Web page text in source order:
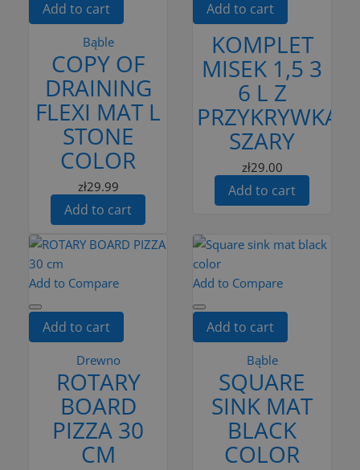
Add to cart
Bąble
COPY OF
DRAINING
FLEXI MAT L
STONE
COLOR
zł29.99
Add to cart
Add to cart
KOMPLET
MISEK 1,5 3
6 L Z
SZARY
zł29.00
Add to cart
Add to Compare
Add to cart
Drewno
ROTARY
BOARD
PIZZA 30
CM
Add to Compare
Add to cart
Bąble
SQUARE
SINK MAT
BLACK
COLOR